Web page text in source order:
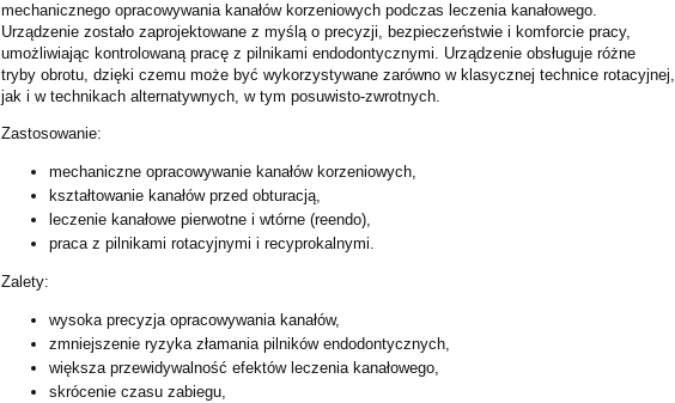
mechanicznegoopracowywania kanałów korzeniowych podczas leczenia kanałowego.
Urządzenie zostałozaprojektowane z myślą o precyzji, bezpieczeństwie i komforcie pracy,
umożliwiając kontrolowaną pracę z pilnikami endodontycznymi. Urządzenie obsługuje różne
trybyobrotu, dzięki czemu może być wykorzystywane zarówno w klasycznej technicerotacyjnej,
jak i w technikach alternatywnych, w tym posuwisto-zwrotnych.
Zastosowanie:
mechaniczne opracowywanie kanałów korzeniowych,
kształtowanie kanałów przed obturacją,
leczenie kanałowe pierwotne i wtórne (reendo),
praca z pilnikami rotacyjnymi i recyprokalnymi.
Zalety:
wysoka precyzja opracowywania kanałów,
zmniejszenie ryzyka złamania pilników endodontycznych,
większa przewidywalność efektów leczenia kanałowego,
skrócenie czasu zabiegu,